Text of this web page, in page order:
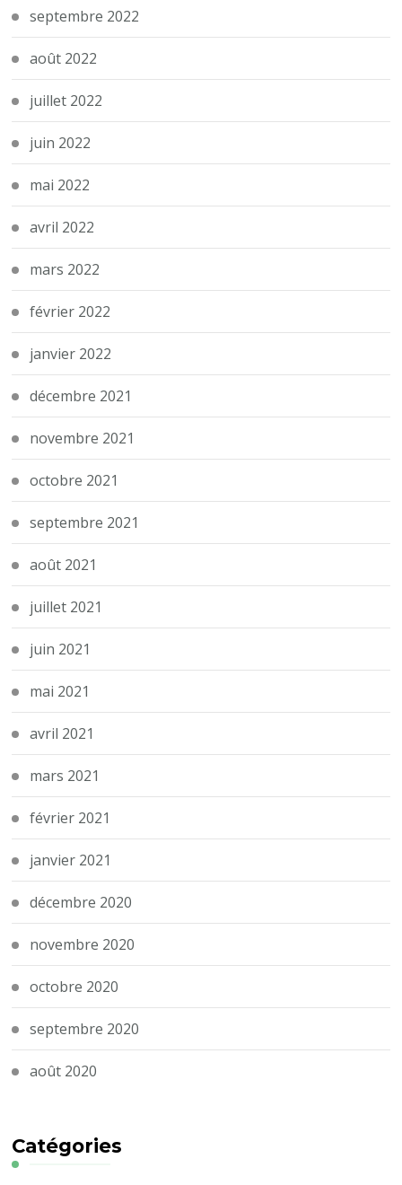
septembre 2022
août 2022
juillet 2022
juin 2022
mai 2022
avril 2022
mars 2022
février 2022
janvier 2022
décembre 2021
novembre 2021
octobre 2021
septembre 2021
août 2021
juillet 2021
juin 2021
mai 2021
avril 2021
mars 2021
février 2021
janvier 2021
décembre 2020
novembre 2020
octobre 2020
septembre 2020
août 2020
Catégories